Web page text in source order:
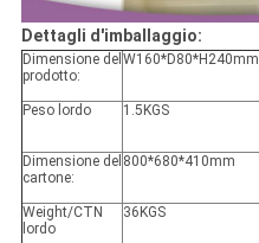
Dettagli d'imballaggio:
Dimensione del
prodotto:
W160*D80*H240mm
Peso lordo 1.5KGS
Dimensione del
cartone:
800*680*410mm
Weight/CTN
lordo
36KGS